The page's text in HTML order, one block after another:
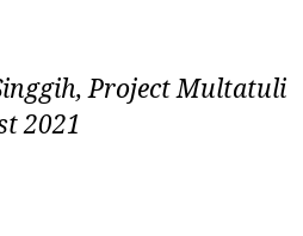
Project Multatuli
2021